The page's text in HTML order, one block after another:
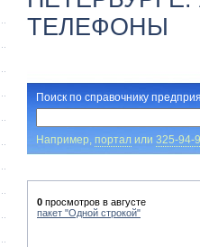
ТЕЛЕФОНЫ
Поиск по справочнику
Например, порталили 325-94-
0 просмотров в августе
пакет "Одной строкой"